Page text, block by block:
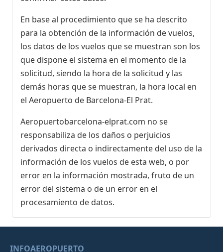
En base al procedimiento que se ha descrito
para la obtención de la información de vuelos,
los datos de los vuelos que se muestran son los
que dispone el sistema en el momento de la
solicitud, siendo la hora de la solicitud y las
demás horas que se muestran, la hora local en
el Aeropuerto de Barcelona-El Prat.
Aeropuertobarcelona-elprat.com no se
responsabiliza de los daños o perjuicios
derivados directa o indirectamente del uso de la
información de los vuelos de esta web, o por
error en la información mostrada, fruto de un
error del sistema o de un error en el
procesamiento de datos.
INFOAEROPUERTO